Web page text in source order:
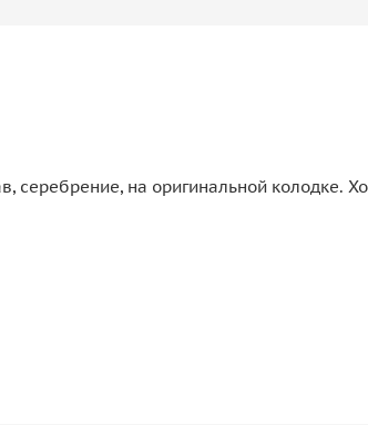
на оригинальной колодке.